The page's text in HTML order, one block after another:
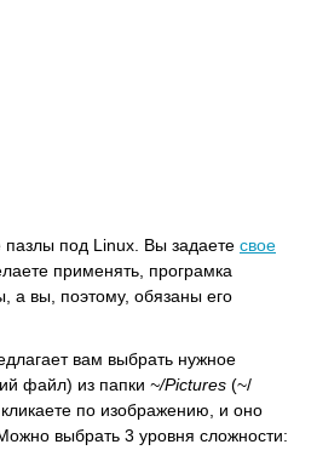
под Linux. Вы задаете свое
применять, програмка
а вы, поэтому, обязаны его
вам выбрать нужное
файл) из папки ~/Pictures (~/
по изображению, и оно
выбрать 3 уровня сложности: